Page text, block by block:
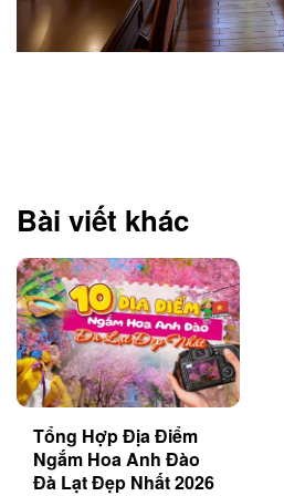
Bài viết khác
Tổng Hợp Địa Điểm
Ngắm Hoa Anh Đào
Đà Lạt Đẹp Nhất 2026